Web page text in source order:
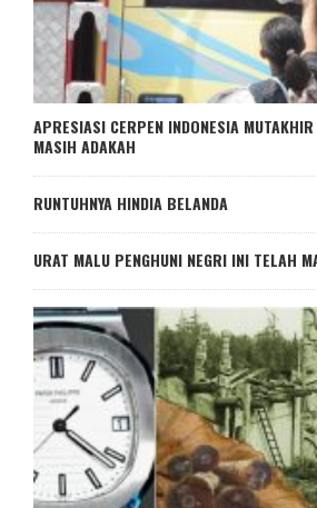
APRESIASI CERPEN INDONESIA
MASIH ADAKAH
RUNTUHNYA HINDIA BELANDA
URAT MALU PENGHUNI NEGRI INI TELAH